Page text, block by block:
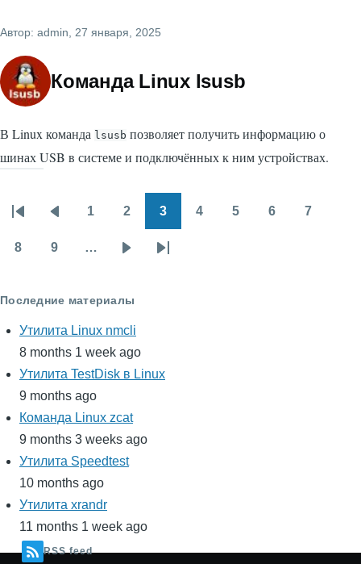
Автор: admin, 27 января, 2025
Команда Linux lsusb
В Linux команда lsusb позволяет получить информацию о
шинах USB в системе и подключённых к ним устройствах.
Нумерация
страниц
Первая
страница
Предыдущая
страница
1 2 3 4 5 6 7
8 9 …
СледующаяПоследняя
Последние материалы
Утилита Linux nmcli
8 months 1 week ago
Утилита TestDisk в Linux
9 months ago
Команда Linux zcat
9 months 3 weeks ago
Утилита Speedtest
10 months ago
Утилита xrandr
11 months 1 week ago
RSS feed